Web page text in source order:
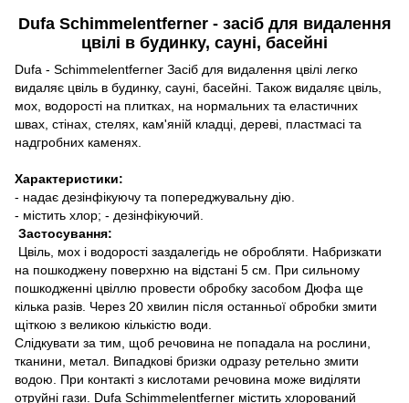
Dufa Schimmelentferner - засіб для видалення
цвілі в будинку, сауні, басейні
Dufa - Schimmelentferner Засіб для видалення цвілі легко
видаляє цвіль в будинку, сауні, басейні. Також видаляє цвіль,
мох, водорості на плитках, на нормальних та еластичних
швах, стінах, стелях, кам'яній кладці, дереві, пластмасі та
надгробних каменях.
Характеристики:
- надає дезінфікуючу та попереджувальну дію.
- містить хлор; - дезінфікуючий.
Застосування:
Цвіль, мох і водорості заздалегідь не обробляти. Набризкати
на пошкоджену поверхню на відстані 5 см. При сильному
пошкодженні цвіллю провести обробку засобом Дюфа ще
кілька разів. Через 20 хвилин після останньої обробки змити
щіткою з великою кількістю води.
Слідкувати за тим, щоб речовина не попадала на рослини,
тканини, метал. Випадкові бризки одразу ретельно змити
водою. При контакті з кислотами речовина може виділяти
отруйні гази. Dufa Schimmelentferner містить хлорований